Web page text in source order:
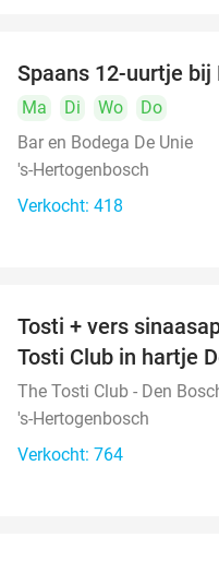
Spaans 12-uurtje bij
Ma Di Wo
Do
Bar en Bodega De Unie
's-Hertogenbosch
Verkocht: 418
Tosti + vers
Tosti Club in hartje
The Tosti Club - Den
's-Hertogenbosch
Verkocht: 764